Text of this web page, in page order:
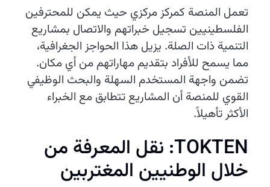
تعمل المنصة كمركز مركزي حيث يمكن للمحترفين
الفلسطينيين تسجيل خبراتهم والاتصال بمشاريع
التنمية ذات الصلة. يزيل هذا الحواجز الجغرافية،
مما يسمح للأفراد بتقديم مهاراتهم من أي مكان.
تضمن واجهة المستخدم السهلة والبحث الوظيفي
القوي للمنصة أن المشاريع تتطابق مع الخبراء
الأكثر تأهيلاً.
TOKTEN: نقل المعرفة من
خلال الوطنيين المغتربين